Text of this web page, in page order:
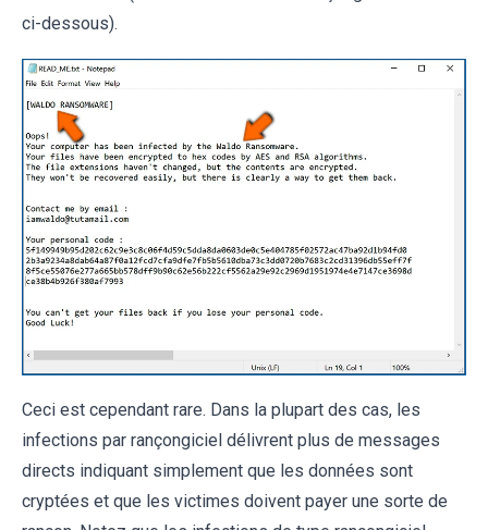
ci-dessous).
Ceci est cependant rare. Dans la plupart des cas, les
infections par rançongiciel délivrent plus de messages
directs indiquant simplement que les données sont
cryptées et que les victimes doivent payer une sorte de